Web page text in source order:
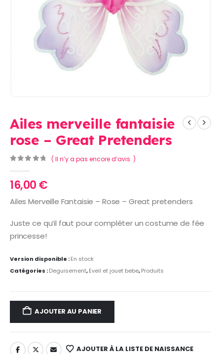
Ailes merveille fantaisie
rose – Great Pretenders
( Il n’y a pas encore d’avis. )
16,00€
Ailes Merveille Fantaisie – Rose – Great pretenders
Juste ce qu’il faut pour compléter un costume de fée
princesse!
Version disponible :En stock
Catégories :Deguisement,Eveil et jouet bebe,Produits
AJOUTER AU PANIER
AJOUTER À LA LISTE DE NAISSANCE